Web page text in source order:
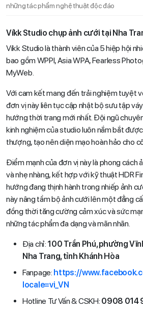
những tác phẩm nghệ thuật độc đáo
Víkk Studio chụp ảnh cưới tại Nha
Víkk Studio là thành viên của 5 hiệp hội
bao gồm WPPI, Asia WPA, Fearless
MyWeb.
Với cam kết mang đến trải nghiệm tuyệt
đơn vị này liên tục cập nhật bộ sưu tập
hướng thời trang mới nhất. Đội ngũ
kinh nghiệm của studio luôn nắm bắt
thượng, tạo nên diện mạo hoàn hảo cho
Điểm mạnh của đơn vị này là phong cách
và nhẹ nhàng, kết hợp với kỹ thuật HDR
hướng đang thịnh hành trong nhiếp ảnh
này nâng tầm bộ ảnh cưới lên một đẳng
đồng thời tăng cường cảm xúc và sức
những tác phẩm đa dạng và mãn nhãn.
Địa chỉ: 100 Trần Phú, phường
Nha Trang, tỉnh Khánh Hòa
Fanpage: https://
locale=vi_VN
Hotline Tư Vấn & CSKH: 0908 014